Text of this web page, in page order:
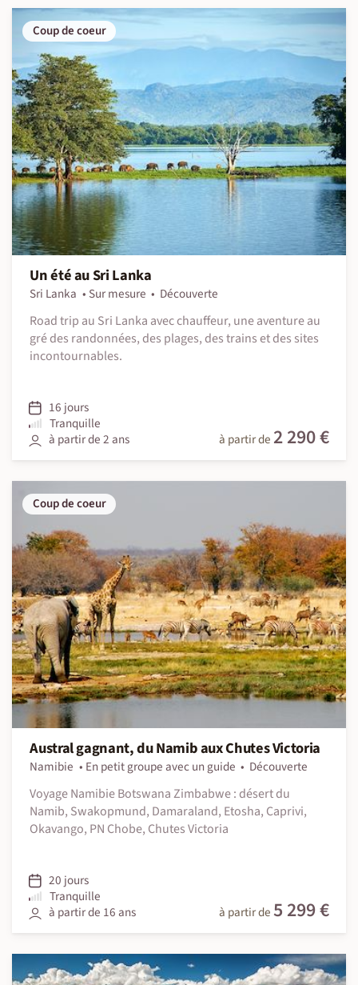
Coup de coeur
Un été au Sri Lanka
Sri Lanka Sur mesure
Découverte
Road trip au Sri Lanka avec chauffeur, une aventure au
gré des randonnées, des plages, des trains et des sites
incontournables.
16 jours
Tranquille
à partir de 2 ans
à partir de 2 290 €
Coup de coeur
Austral gagnant, du Namib aux Chutes Victoria
Namibie En petit groupe avec un guide
Découverte
Voyage Namibie Botswana Zimbabwe : désert du
Namib, Swakopmund, Damaraland, Etosha, Caprivi,
Okavango, PN Chobe, Chutes Victoria
20 jours
Tranquille
à partir de 16 ans
à partir de 5 299 €